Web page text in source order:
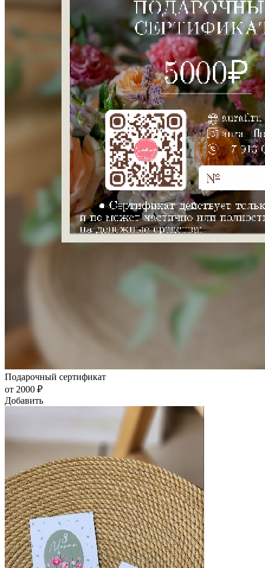
Подарочный сертификат
от 2000 ₽
Добавить